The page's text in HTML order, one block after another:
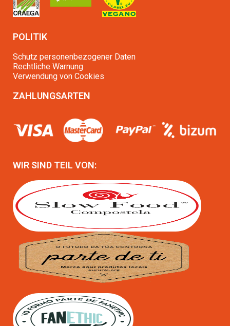
POLITIK
Schutz personenbezogener Daten
Rechtliche Warnung
Verwendung von Cookies
ZAHLUNGSARTEN
WIR SIND TEIL VON: